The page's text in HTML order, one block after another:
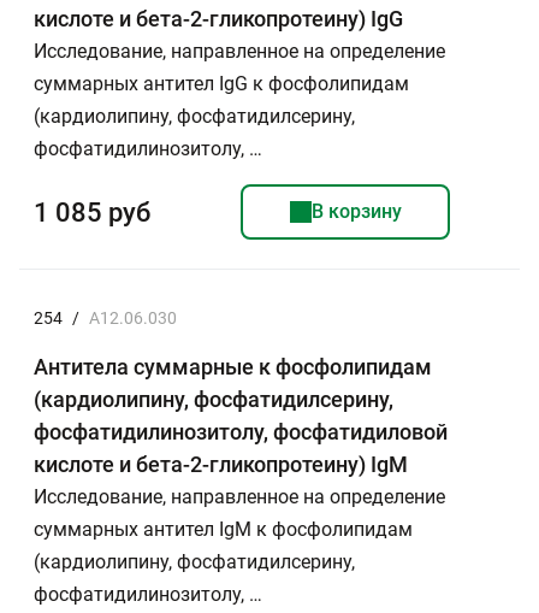
кислоте и бета-2-гликопротеину) IgG
Исследование, направленное на определение
суммарных антител IgG к фосфолипидам
(кардиолипину, фосфатидилсерину,
фосфатидилинозитолу, …
1 085 руб В корзину
254 / A12.06.030
Антитела суммарные к фосфолипидам
(кардиолипину, фосфатидилсерину,
фосфатидилинозитолу, фосфатидиловой
кислоте и бета-2-гликопротеину) IgM
Исследование, направленное на определение
суммарных антител IgM к фосфолипидам
(кардиолипину, фосфатидилсерину,
фосфатидилинозитолу, …